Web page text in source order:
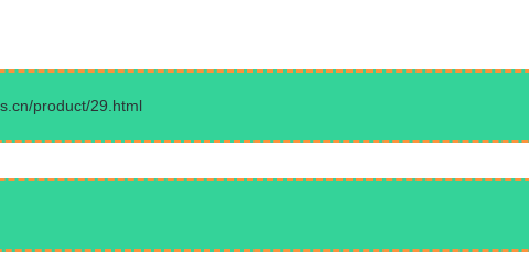
product/29.html